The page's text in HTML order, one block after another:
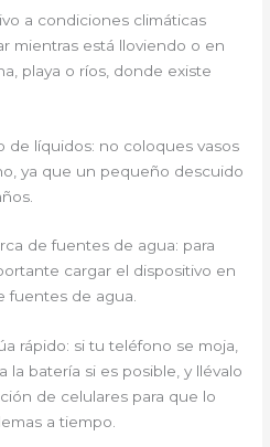
a condiciones climáticas
mientras está lloviendo o en
playa o ríos, donde existe
de líquidos: no coloques vasos
ya que un pequeño descuido
de fuentes de agua: para
cargar el dispositivo en
fuentes de agua.
rápido: si tu teléfono se moja,
la batería si es posible, y llévalo
de celulares para que lo
a tiempo.